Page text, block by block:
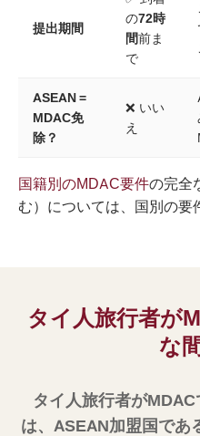
提出期間
の72時
間前ま
で
ASEAN =
MDAC免
除？
❌ いい
え
国籍別のMDAC要件の完全
む）については、国別の要
タイ人旅行者が
な
タイ人旅行者が
は、ASEAN加盟国であ